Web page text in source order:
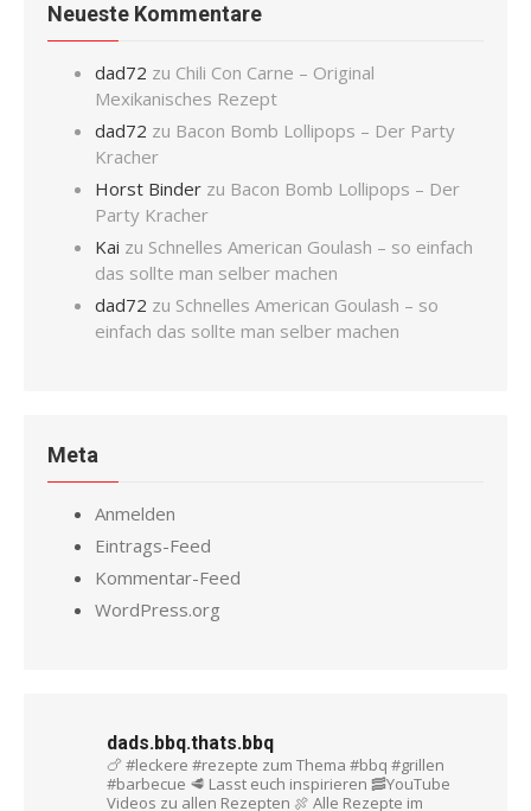
Neueste Kommentare
dad72 zu Chili Con Carne – Original
Mexikanisches Rezept
dad72 zu Bacon Bomb Lollipops – Der Party
Kracher
Horst Binder zu Bacon Bomb Lollipops – Der
Party Kracher
Kai zu Schnelles American Goulash – so einfach
das sollte man selber machen
dad72 zu Schnelles American Goulash – so
einfach das sollte man selber machen
Meta
Anmelden
Eintrags-Feed
Kommentar-Feed
WordPress.org
dads.bbq.thats.bbq
🍗 #leckere #rezepte zum Thema #bbq #grillen
#barbecue 🥩 Lasst euch inspirieren 🥓YouTube
Videos zu allen Rezepten 🍖 Alle Rezepte im